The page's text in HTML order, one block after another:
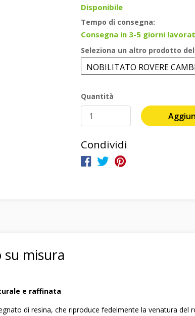
Disponibile
Tempo di consegna:
Consegna in 3-5 giorni
Seleziona un altro prodotto
Quantità
Condividi
su misura
e raffinata
di resina, che riproduce fedelmente la venatura del